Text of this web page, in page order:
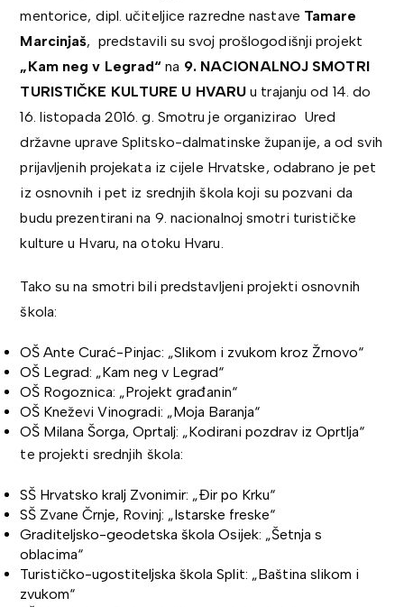
mentorice, dipl. učiteljice razredne nastave Tamare
Marcinjaš, predstavili su svoj prošlogodišnji projekt
„Kam neg v Legrad“ na 9. NACIONALNOJ SMOTRI
TURISTIČKE KULTURE U HVARU u trajanju od 14. do
16. listopada 2016. g. Smotru je organizirao Ured
državne uprave Splitsko-dalmatinske županije, a od svih
prijavljenih projekata iz cijele Hrvatske, odabrano je pet
iz osnovnih i pet iz srednjih škola koji su pozvani da
budu prezentirani na 9. nacionalnoj smotri turističke
kulture u Hvaru, na otoku Hvaru.
Tako su na smotri bili predstavljeni projekti osnovnih
škola:
OŠ Ante Curać-Pinjac: „Slikom i zvukom kroz Žrnovo“
OŠ Legrad: „Kam neg v Legrad“
OŠ Rogoznica: „Projekt građanin“
OŠ Kneževi Vinogradi: „Moja Baranja“
OŠ Milana Šorga, Oprtalj: „Kodirani pozdrav iz Oprtlja“
te projekti srednjih škola:
SŠ Hrvatsko kralj Zvonimir: „Đir po Krku“
SŠ Zvane Črnje, Rovinj: „Istarske freske“
Graditeljsko-geodetska škola Osijek: „Šetnja s
oblacima“
Turističko-ugostiteljska škola Split: „Baština slikom i
zvukom“